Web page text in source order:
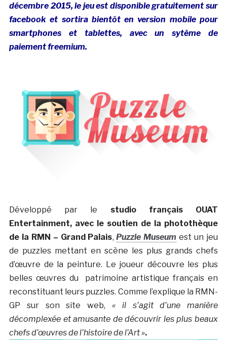
décembre 2015, le jeu est disponible gratuitement sur
facebook et sortira bientôt en version mobile pour
smartphones et tablettes, avec un sytème de
paiement freemium.
Développé par le studio français OUAT
Entertainment, avec le soutien de la photothèque
de la RMN – Grand Palais, Puzzle Museum est un jeu
de puzzles mettant en scène les plus grands chefs
d’œuvre de la peinture. Le joueur découvre les plus
belles œuvres du patrimoine artistique français en
reconstituant leurs puzzles. Comme l’explique la RMN-
GP sur son site web, « il s’agit d’une manière
décomplexée et amusante de découvrir les plus beaux
chefs d’œuvres de l’histoire de l’Art ».